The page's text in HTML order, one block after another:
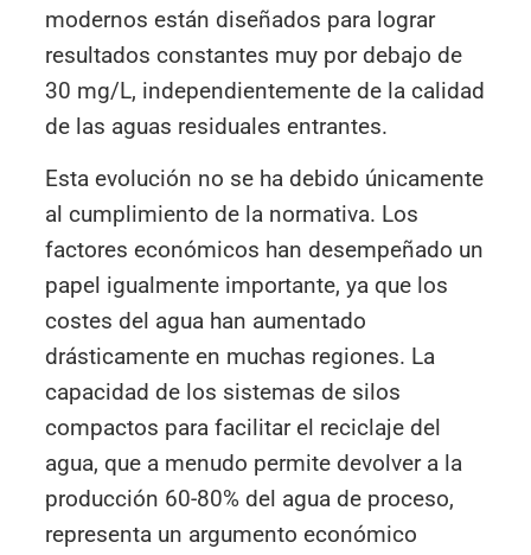
modernos están diseñados para lograr
resultados constantes muy por debajo de
30 mg/L, independientemente de la calidad
de las aguas residuales entrantes.
Esta evolución no se ha debido únicamente
al cumplimiento de la normativa. Los
factores económicos han desempeñado un
papel igualmente importante, ya que los
costes del agua han aumentado
drásticamente en muchas regiones. La
capacidad de los sistemas de silos
compactos para facilitar el reciclaje del
agua, que a menudo permite devolver a la
producción 60-80% del agua de proceso,
representa un argumento económico